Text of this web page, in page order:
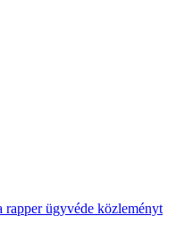
rapper ügyvéde közleményt